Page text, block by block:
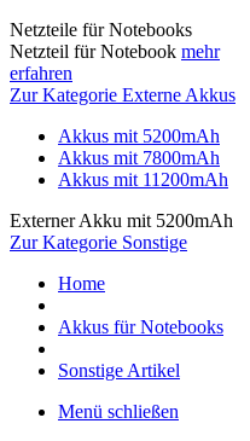
Netzteile für Notebooks
Netzteil für Notebook mehr
erfahren
Zur Kategorie Externe Akkus
Akkus mit 5200mAh
Akkus mit 7800mAh
Akkus mit 11200mAh
Externer Akku mit 5200mAh
Zur Kategorie Sonstige
Home
Akkus für Notebooks
Sonstige Artikel
Menü schließen